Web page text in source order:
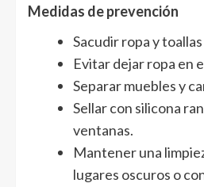
Medidas de prevención
Sacudir ropa y
Evitar dejar ropa en
Separar muebles y
Sellar con silicona
ventanas.
Mantener una
lugares oscuros o